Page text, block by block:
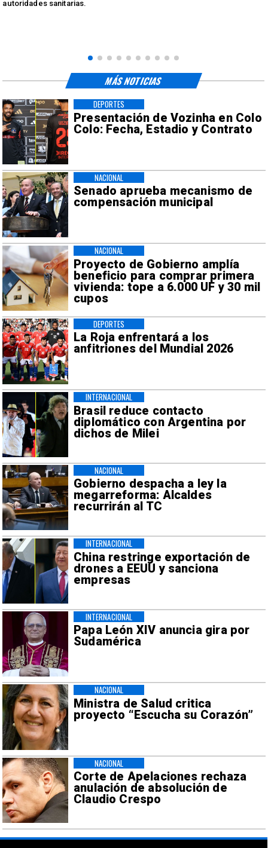
autoridades sanitarias.
Presentación de Vozinha en Colo
Colo: Fecha, Estadio y Contrato
DEPORTES
Senado aprueba mecanismo de
compensación municipal
NACIONAL
Proyecto de Gobierno amplía
beneficio para comprar primera
vivienda: tope a 6.000 UF y 30 mil
cupos
NACIONAL
La Roja enfrentará a los
anfitriones del Mundial 2026
DEPORTES
Brasil reduce contacto
diplomático con Argentina por
dichos de Milei
INTERNACIONAL
Gobierno despacha a ley la
megarreforma: Alcaldes
recurrirán al TC
NACIONAL
China restringe exportación de
drones a EEUU y sanciona
empresas
INTERNACIONAL
Papa León XIV anuncia gira por
Sudamérica
INTERNACIONAL
Ministra de Salud critica
proyecto “Escucha su Corazón”
NACIONAL
Corte de Apelaciones rechaza
anulación de absolución de
Claudio Crespo
NACIONAL
MÁS NOTICIAS